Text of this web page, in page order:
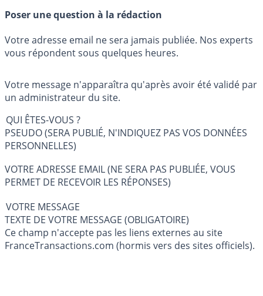
Poser une question à la rédaction
Votre adresse email ne sera jamais publiée. Nos experts
vous répondent sous quelques heures.
Votre message n'apparaîtra qu'après avoir été validé par
un administrateur du site.
QUI ÊTES-VOUS ?
PSEUDO (SERA PUBLIÉ, N'INDIQUEZ PAS VOS DONNÉES
PERSONNELLES)
VOTRE ADRESSE EMAIL (NE SERA PAS PUBLIÉE, VOUS
PERMET DE RECEVOIR LES RÉPONSES)
VOTRE MESSAGE
TEXTE DE VOTRE MESSAGE (OBLIGATOIRE)
Ce champ n'accepte pas les liens externes au site
FranceTransactions.com (hormis vers des sites officiels).